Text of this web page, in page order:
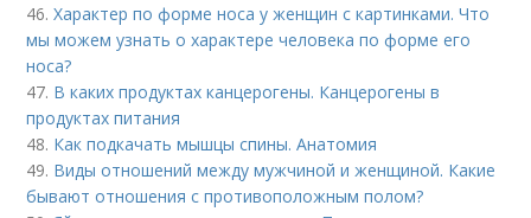
46.Характер по форме носа у женщин с картинками. Что
мы можем узнать о характере человека по форме его
носа?
47. В каких продуктах канцерогены. Канцерогены в
продуктах питания
48. Как подкачать мышцы спины. Анатомия
49. Виды отношений между мужчиной и женщиной. Какие
бывают отношения с противоположным полом?